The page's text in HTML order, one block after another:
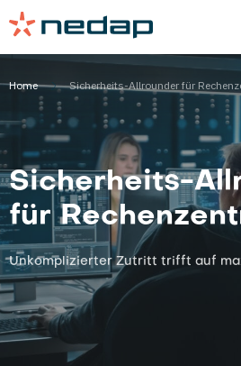
Home Sicherheits-Allrounder für
Sicherheits-
für
Unkomplizierter Zutritt trifft auf